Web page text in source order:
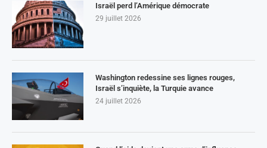
Israël perd l’Amérique démocrate
29 juillet 2026
Washington redessine ses lignes rouges,
Israël s’inquiète, la Turquie avance
24 juillet 2026